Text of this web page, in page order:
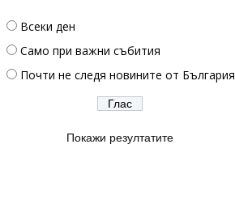
Всеки ден
Само при важни събития
Почти не следя новините от България
Покажи резултатите